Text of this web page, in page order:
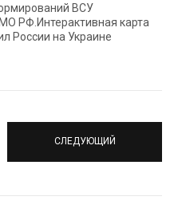
ВСУ
РФ.Интерактивная карта
России на Украине
СЛЕДУЮЩИЙ